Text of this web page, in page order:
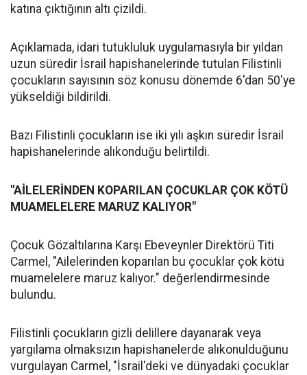
katına çıktığının altı çizildi.
Açıklamada, idari tutukluluk uygulamasıyla bir yıldan
uzun süredir İsrail hapishanelerinde tutulan Filistinli
çocukların sayısının söz konusu dönemde 6'dan 50'ye
yükseldiği bildirildi.
Bazı Filistinli çocukların ise iki yılı aşkın süredir İsrail
hapishanelerinde alıkonduğu belirtildi.
"AİLELERİNDEN KOPARILAN ÇOCUKLAR ÇOK KÖTÜ
MUAMELELERE MARUZ KALIYOR"
Çocuk Gözaltılarına Karşı Ebeveynler Direktörü Titi
Carmel, "Ailelerinden koparılan bu çocuklar çok kötü
muamelelere maruz kalıyor." değerlendirmesinde
bulundu.
Filistinli çocukların gizli delillere dayanarak veya
yargılama olmaksızın hapishanelerde alıkonulduğunu
vurgulayan Carmel, "İsrail'deki ve dünyadaki çocuklar